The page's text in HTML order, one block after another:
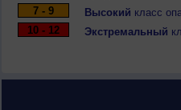
7 - 9
Высокий класс
10 - 12
Экстремальный